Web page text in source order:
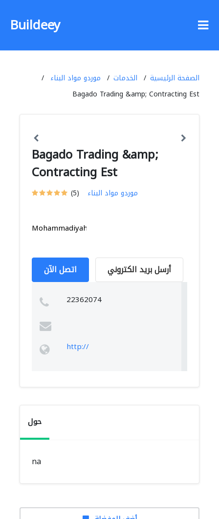
Buildeey
الصفحة الرئيسية الخدمات
موردو مواد البناء
Bagado Trading &amp; Contracting Est
Bagado Trading &amp;
Contracting Est
(5) موردو مواد البناء
Mohammadiyah,
اتصل الآن أرسل بريد الكتروني
22362074
http://
حول
na